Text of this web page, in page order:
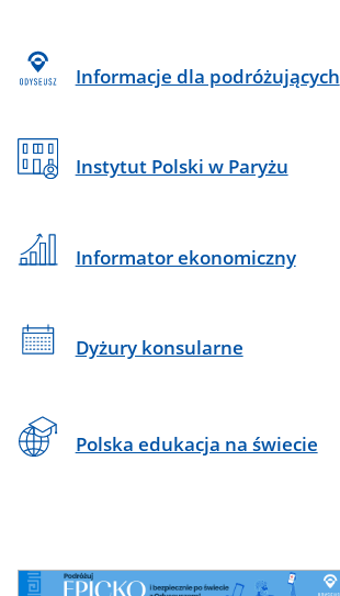
Informacje dla podróżujących
Instytut Polski w Paryżu
Informator ekonomiczny
Dyżury konsularne
Polska edukacja na świecie
Odyseusz